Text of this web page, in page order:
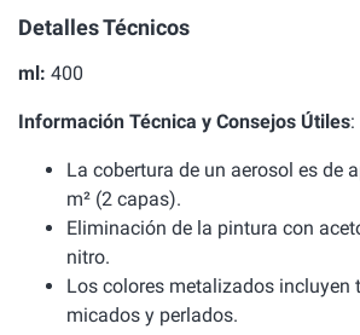
Detalles Técnicos
ml: 400
Información Técnica y Consejos Útiles:
La cobertura de un aerosol es de
m² (2 capas).
Eliminación de la pintura con
nitro.
Los colores metalizados incluyen
micados y perlados.